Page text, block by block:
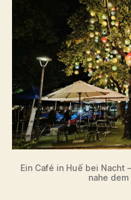
Ein Café in Huế bei Nacht
nahe